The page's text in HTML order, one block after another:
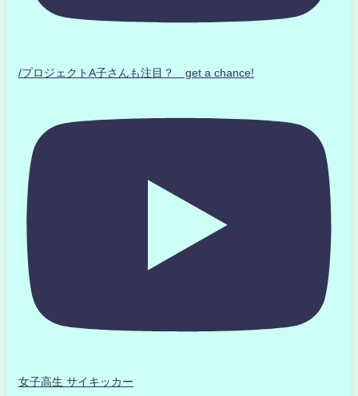
/プロジェクトA子さんも注目？ get a chance!
女子高生 サイキッカー